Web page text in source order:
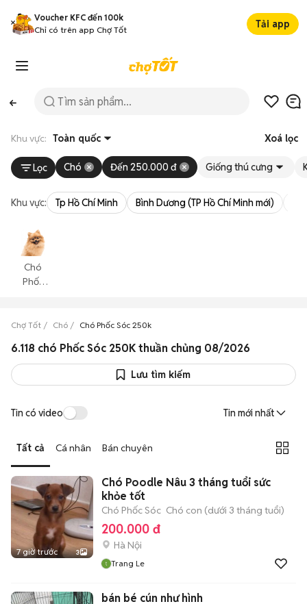
Voucher KFC đến 100k
Chỉ có trên app Chợ Tốt
Tải app
Khu vực: Toàn quốc Xoá lọc
Lọc Chó Đến 250.000 đ Giống thú cưng
Khu vực: Tp Hồ Chí Minh Bình Dương (TP Hồ Chí Minh mới)
Chó
Phốc
Chợ Tốt Chó Chó Phốc Sóc 250k
6.118 chó Phốc Sóc 250K thuần chủng 08/2026
Lưu tìm kiếm
Tin có video Tin mới nhất
Tất cả Cá nhân Bán chuyên
7 giờ trước 3
Chó Poodle Nâu 3 tháng tuổi sức
khỏe tốt
Chó Phốc Sóc Chó con (dưới 3 tháng tuổi)
200.000 đ
Hà Nội
Trang Le
bán bé cún như hình